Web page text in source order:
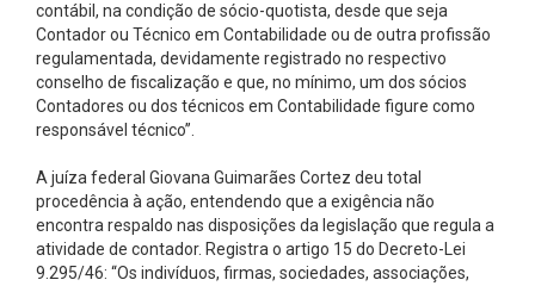
contábil, na condição de sócio-quotista, desde que seja
Contador ou Técnico em Contabilidade ou de outra profissão
regulamentada, devidamente registrado no respectivo
conselho de fiscalização e que, no mínimo, um dos sócios
Contadores ou dos técnicos em Contabilidade figure como
responsável técnico’’.
A juíza federal Giovana Guimarães Cortez deu total
procedência à ação, entendendo que a exigência não
encontra respaldo nas disposições da legislação que regula a
atividade de contador. Registra o artigo 15 do Decreto-Lei
9.295/46: ‘‘Os indivíduos, firmas, sociedades, associações,